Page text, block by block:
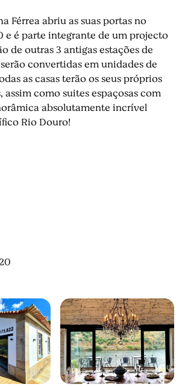
Férrea abriu as suas portas no
e é parte integrante de um projecto
de outras 3 antigas estações de
convertidas em unidades de
as casas terão os seus próprios
assim como suites espaçosas com
absolutamente incrível
Rio Douro!